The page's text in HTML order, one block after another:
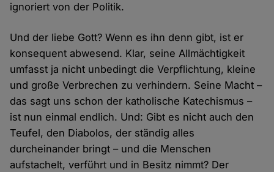
ignoriert von der Politik.
Und der liebe Gott? Wenn es ihn denn gibt, ist er
konsequent abwesend. Klar, seine Allmächtigkeit
umfasst ja nicht unbedingt die Verpflichtung, kleine
und große Verbrechen zu verhindern. Seine Macht –
das sagt uns schon der katholische Katechismus –
ist nun einmal endlich. Und: Gibt es nicht auch den
Teufel, den Diabolos, der ständig alles
durcheinander bringt – und die Menschen
aufstachelt, verführt und in Besitz nimmt? Der